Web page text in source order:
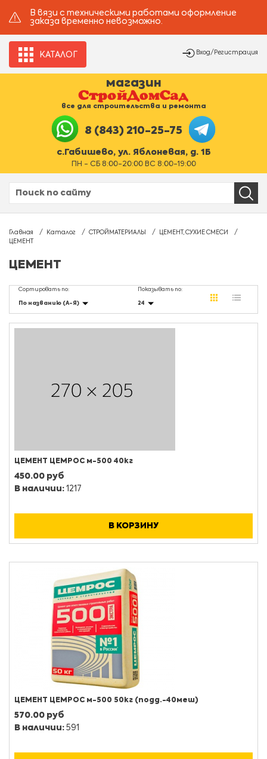
В вязи с техническими работами оформление
заказа временно невозможно.
КАТАЛОГ Вход/Регистрация
магазин
все для строительства и ремонта
8 (843) 210-25-75
с.Габишево, ул. Яблоневая, д. 1Б
ПН - СБ 8:00-20:00 ВС 8:00-19:00
Главная Каталог СТРОЙМАТЕРИАЛЫ
ЦЕМЕНТ, СУХИЕ СМЕСИ
ЦЕМЕНТ
ЦЕМЕНТ
Сортировать по:
По названию (А-Я)
Показывать по:
24
ЦЕМЕНТ ЦЕМРОС м-500 40кг
450.00 руб
В наличии: 1217
В КОРЗИНУ
ЦЕМЕНТ ЦЕМРОС м-500 50кг (подд.-40меш)
570.00 руб
В наличии: 591